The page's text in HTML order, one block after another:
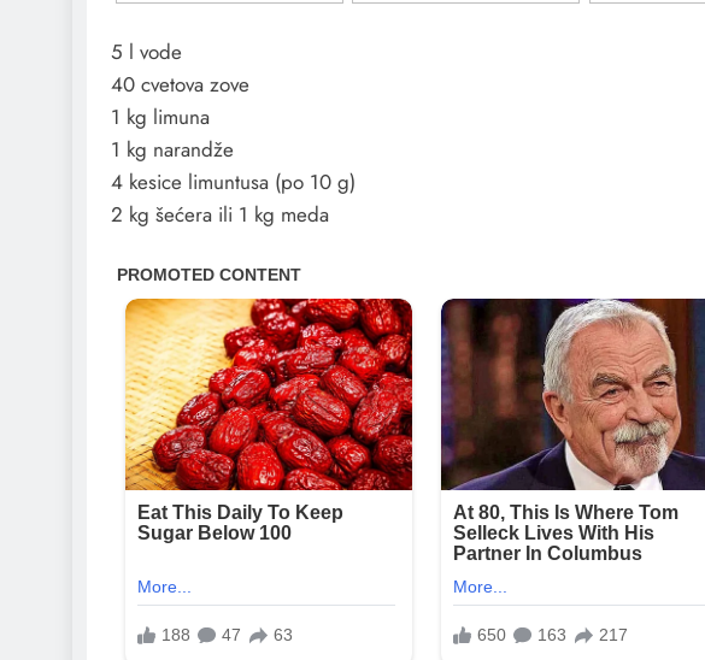
5 l vode
40 cvetova zove
1 kg limuna
1 kg narandže
4 kesice limuntusa (po 10 g)
2 kg šećera ili 1 kg meda